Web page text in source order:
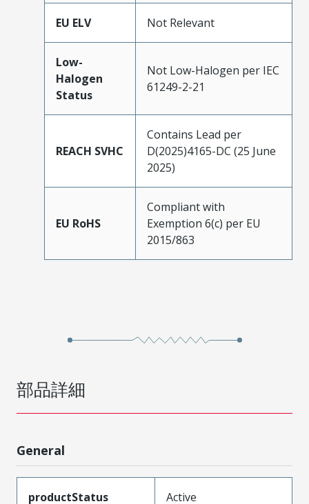
EU ELV Not Relevant
Low-
Halogen
Status
Not Low-Halogen per IEC
61249-2-21
REACH SVHC
Contains Lead per
D(2025)4165-DC (25 June
2025)
EU RoHS
Compliant with
Exemption 6(c) per EU
2015/863
部品詳細
General
productStatus Active